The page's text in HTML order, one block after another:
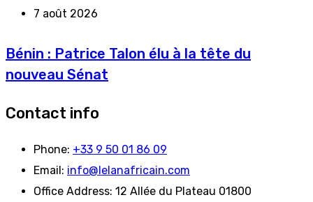
7 août 2026
Bénin : Patrice Talon élu à la tête du
nouveau Sénat
Contact info
Phone: +33 9 50 01 86 09
Email: info@lelanafricain.com
Office Address: 12 Allée du Plateau 01800